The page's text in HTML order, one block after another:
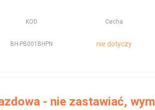
KOD Cecha
BH-PB001BHPN nie dotyczy
- nie zastawiać,